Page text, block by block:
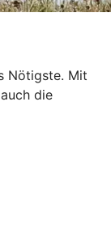
Nötigste. Mit
die